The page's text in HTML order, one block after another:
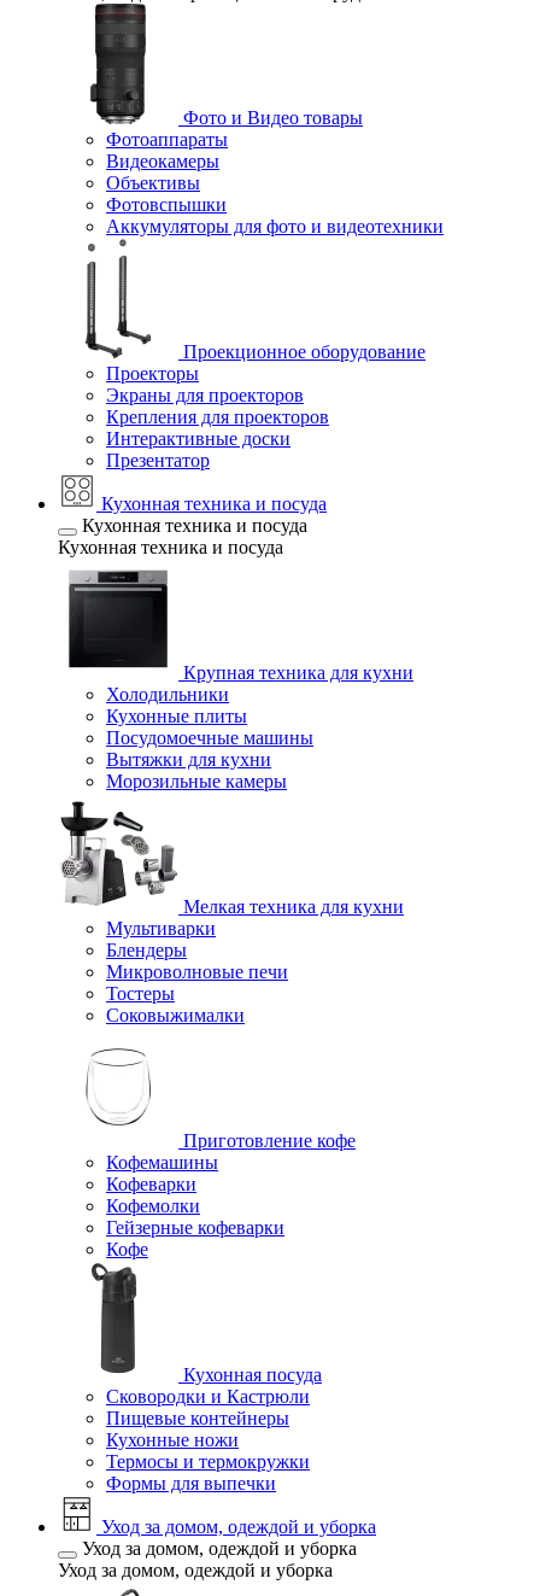
Фото и Видео товары
Фотоаппараты
Видеокамеры
Объективы
Фотовспышки
Аккумуляторы для фото и видеотехники
Проекционное оборудование
Проекторы
Экраны для проекторов
Крепления для проекторов
Интерактивные доски
Презентатор
Кухонная техника и посуда
Кухонная техника и посуда
Кухонная техника и посуда
Крупная техника для кухни
Холодильники
Кухонные плиты
Посудомоечные машины
Вытяжки для кухни
Морозильные камеры
Мелкая техника для кухни
Мультиварки
Блендеры
Микроволновые печи
Тостеры
Соковыжималки
Приготовление кофе
Кофемашины
Кофеварки
Кофемолки
Гейзерные кофеварки
Кофе
Кухонная посуда
Сковородки и Кастрюли
Пищевые контейнеры
Кухонные ножи
Термосы и термокружки
Формы для выпечки
Уход за домом, одеждой и уборка
Уход за домом, одеждой и уборка
Уход за домом, одеждой и уборка